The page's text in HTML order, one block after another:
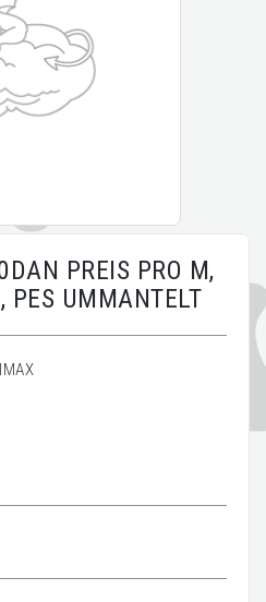
PREIS PRO M,
PES UMMANTELT